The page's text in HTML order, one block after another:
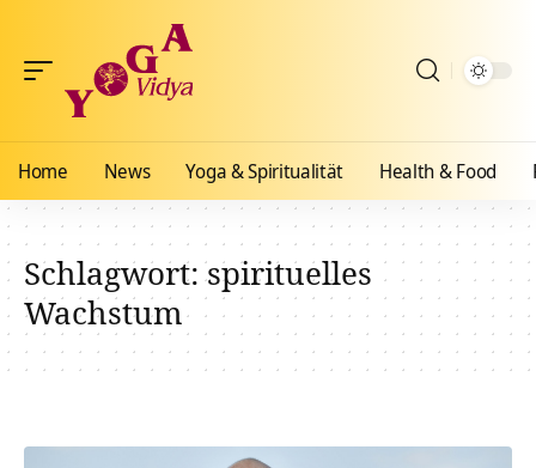
Home News Yoga & Spiritualität Health & Food
Schlagwort:spirituelles
Wachstum